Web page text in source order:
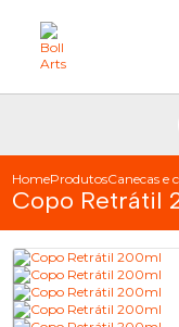
HomeProdutosCanecas e
Copo Retrátil